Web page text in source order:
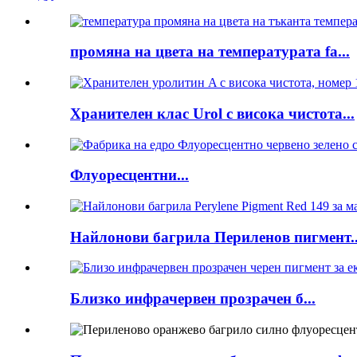
промяна на цвета на температурата fa...
Хранителен клас Urol с висока чистота...
Флуоресцентни...
Найлонови багрила Периленов
Близко инфрачервен прозрачен б...